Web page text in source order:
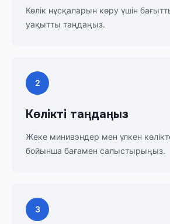
Көлік нұсқаларын көру үшін
уақытты таңдаңыз.
2
Көлікті таңдаңыз
Жеке минивэндер мен үлкен
бойынша бағамен салыстырыңыз.
3